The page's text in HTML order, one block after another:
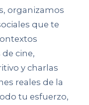
organizamos
que te
cine,
y charlas
reales de la
tu esfuerzo,